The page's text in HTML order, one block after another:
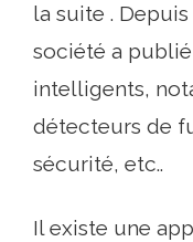
la suite .
société a
intelligents,
détecteurs de
sécurité, etc..
Il existe une